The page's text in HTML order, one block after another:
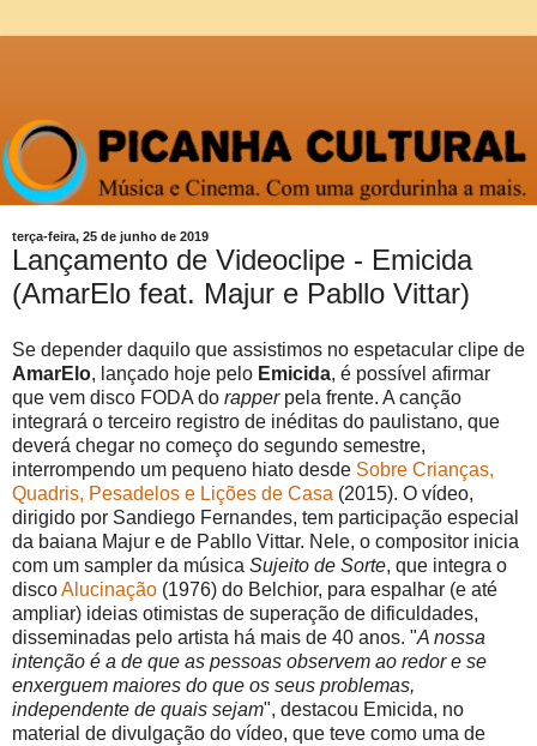
terça-feira, 25 de junho de 2019
Lançamento de Videoclipe - Emicida
(AmarElo feat. Majur e Pabllo Vittar)
Se depender daquilo que assistimos no espetacular clipe de
AmarElo, lançado hoje pelo Emicida, é possível afirmar
que vem disco FODA do rapperpela frente. A canção
integrará o terceiro registro de inéditas do paulistano, que
deverá chegar no começo do segundo semestre,
interrompendo um pequeno hiato desde Sobre Crianças,
Quadris, Pesadelos e Lições de Casa (2015). O vídeo,
dirigido por Sandiego Fernandes, tem participação especial
da baiana Majur e de Pabllo Vittar. Nele, o compositor inicia
com um sampler da música Sujeito de Sorte, que integra o
discoAlucinação (1976) do Belchior, para espalhar (e até
ampliar) ideias otimistas de superação de dificuldades,
disseminadas pelo artista há mais de 40 anos. "A nossa
intenção é a de que as pessoas observem ao redor e se
enxerguem maiores do que os seus problemas,
independente de quais sejam", destacou Emicida, no
material de divulgação do vídeo, que teve como uma de